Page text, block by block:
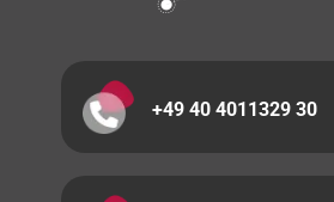
+49 40 4011329 30